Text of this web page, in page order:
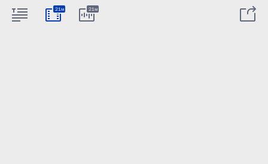
21м 21м